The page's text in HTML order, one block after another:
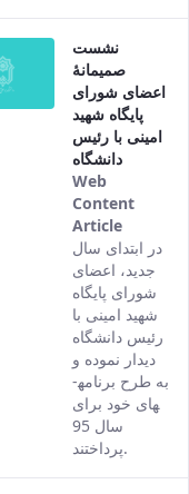
نشست
صمیمانۀ
اعضای شورای
پایگاه شهید
امینی با رئیس
دانشگاه
Web
Content
Article
This
result
comes
from
the
Persian
version
of this
content.
در ابتدای سال
جدید، اعضای
شورای پایگاه
شهید امینی با
رئیس دانشگاه
دیدار نموده و
به طرح برنامه­­
های خود برای
سال 95
پرداختند.